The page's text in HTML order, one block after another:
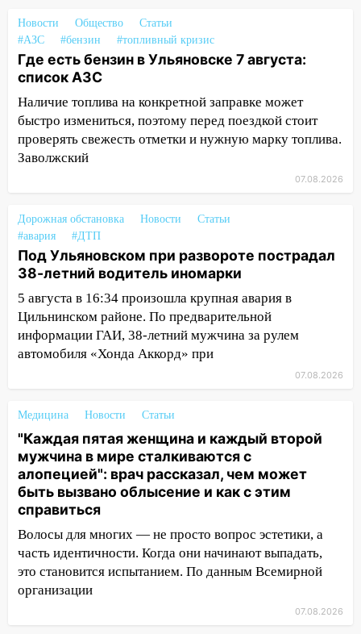
отправили в колонию на 7 и 8 лет
09:52 Ночью беспилотники сбили над
соседними Татарстаном и Саратовской
09:41 Диана Шурыгина уверовала в
Бога в СИЗО
09:35 В Ульяновске директора фирмы
будут судить за неуплату налогов на 48
08:22
Подросток на питбайке сбил
велосипедистку: пострадали двое
07:20 Жара возвращается: ожидается
знойный и сухой четверг
06:00
Под Ульяновском при развороте
пострадал 38-летний водитель
иномарки
второй мужчина в мире сталкиваются с
алопецией»: врач рассказал, чем может
быть вызвано облысение и как с этим
справиться
03:30 Гороскоп на 7 августа: пятница
принесет прилив творческой энергии и
отличные шансы исправить старые
ошибки
06.08.2026
23:20 Прогноз погоды на 7 августа в
Новости Общество
Статьи
#АЗС
#бензин #топливный кризис
Где есть бензин в Ульяновске 7 августа:
список АЗС
Наличие топлива на конкретной заправке может
быстро измениться, поэтому перед поездкой стоит
проверять свежесть отметки и нужную марку топлива.
Заволжский
07.08.2026
Дорожная обстановка Новости
Статьи
#авария
#ДТП
Под Ульяновском при развороте пострадал
38-летний водитель иномарки
5 августа в 16:34 произошла крупная авария в
Цильнинском районе. По предварительной
информации ГАИ, 38-летний мужчина за рулем
автомобиля «Хонда Аккорд» при
07.08.2026
Медицина Новости Статьи
"Каждая пятая женщина и каждый второй
мужчина в мире сталкиваются с
алопецией": врач рассказал, чем может
быть вызвано облысение и как с этим
справиться
Волосы для многих — не просто вопрос эстетики, а
часть идентичности. Когда они начинают выпадать,
это становится испытанием. По данным Всемирной
организации
07.08.2026